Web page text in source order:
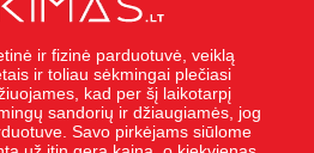
ir fizinė parduotuvė, veiklą
ir toliau sėkmingai plečiasi
kad per šį laikotarpį
sandorių ir džiaugiamės, jog
Savo pirkėjams siūlome